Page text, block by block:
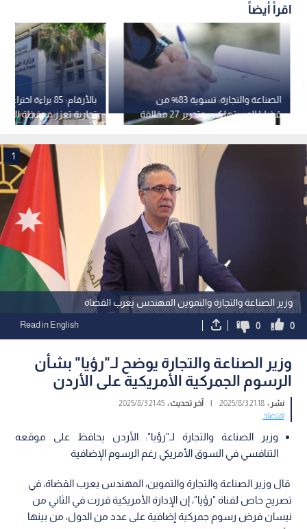
اقرأ أيضاً
تجارية تعزز محفظة
في الأردن
الصناعة والتجارة: تسوية 83% من
قضايا المستهلكين وتحرير 27 مخالفة
خلال 10 أشهر
وزير الصناعة والتجارة والتموين المهندس يعرب القضاة
1
0
0
Read in English
وزير الصناعة والتجارة يوضح لـ"رؤيا" بشأن
الرسوم الجمركية الأمريكية على الأردن
نشر :21:18 2025/8/3
| آخر تحديث :21:45 2025/8/3
اقتصاد
وزير الصناعة والتجارة لـ"رؤيا": الأردن يحافظ على موقعه
التنافسي في السوق الأمريكي رغم الرسوم الإضافية
قال وزير الصناعة والتجارة والتموين، المهندس يعرب القضاة، في
تصريح خاص لقناة "رؤيا"، إن الإدارة الأمريكية قررت في الثاني من
نيسان فرض رسوم جمركية إضافية على عدد من الدول، من بينها